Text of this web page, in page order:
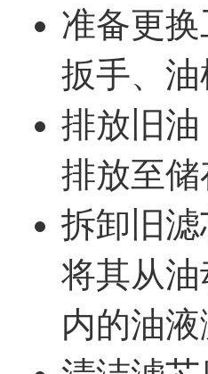
准备更
扳手、
排放旧
排放至
拆卸旧
将其从
内的油液